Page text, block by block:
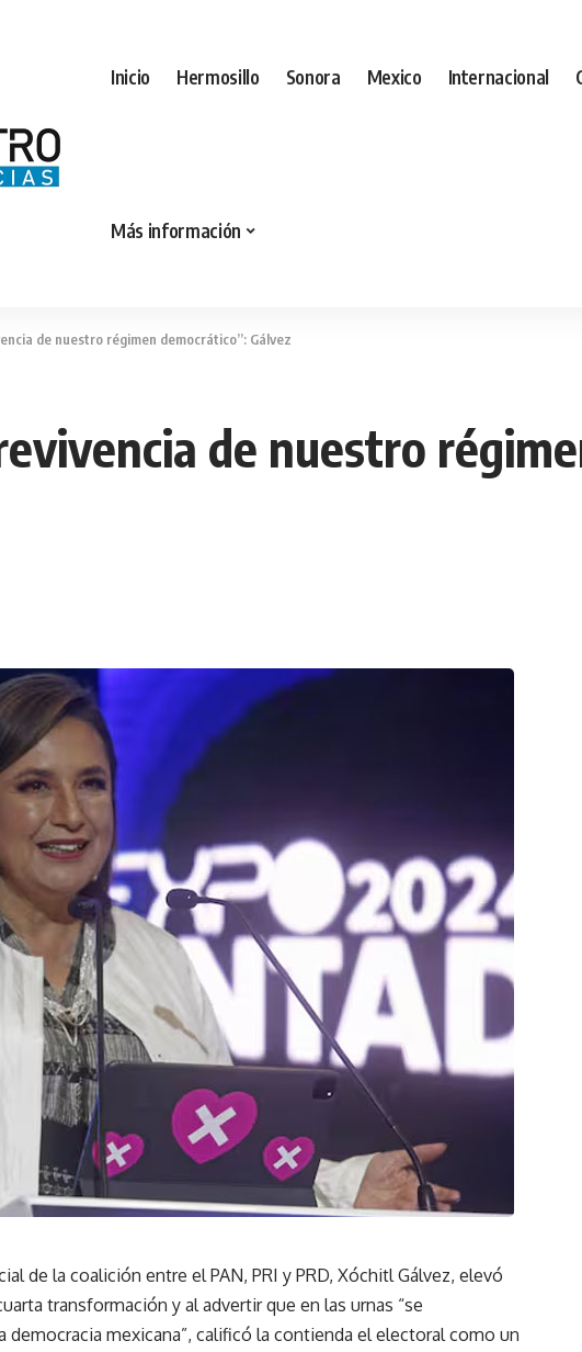
Inicio Hermosillo Sonora Mexico Internacional
Más información
de nuestro régimen democrático”: Gálvez
de nuestro
de la coalición entre el PAN, PRI y PRD, Xóchitl Gálvez, elevó
transformación y al advertir que en las urnas “se
democracia mexicana”, calificó la contienda el electoral como un